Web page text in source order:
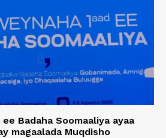
Badaha Soomaaliya ayaa
magaalada Muqdisho